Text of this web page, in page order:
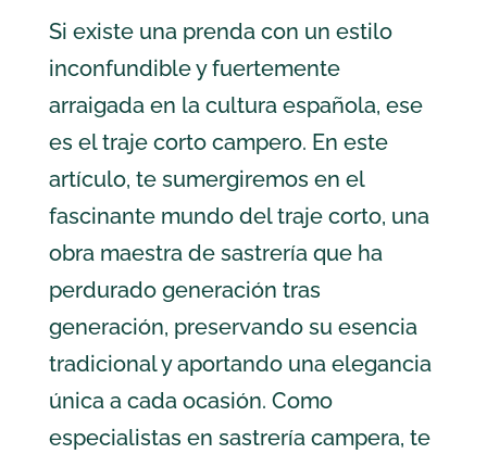
Si existe una prenda con un estilo
inconfundible y fuertemente
arraigada en la cultura española, ese
es el traje corto campero. En este
artículo, te sumergiremos en el
fascinante mundo del traje corto, una
obra maestra de sastrería que ha
perdurado generación tras
generación, preservando su esencia
tradicional y aportando una elegancia
única a cada ocasión. Como
especialistas en sastrería campera, te